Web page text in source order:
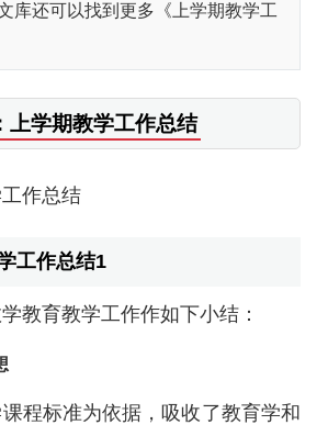
库还可以找到更多《上学期教学工
上学期教学工作总结
作总结
工作总结1
教育教学工作作如下小结：
程标准为依据，吸收了教育学和